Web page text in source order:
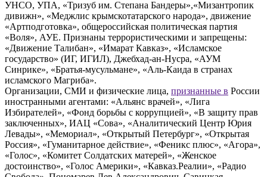
УНСО, УПА, «Тризуб им. Степана Бандеры»,«Мизантропик
дивижн», «Меджлис крымскотатарского народа», движение
«Артподготовка», общероссийская политическая партия
«Воля», АУЕ. Признаны террористическими и запрещены:
«Движение Талибан», «Имарат Кавказ», «Исламское
государство» (ИГ, ИГИЛ), Джебхад-ан-Нусра, «АУМ
Синрике», «Братья-мусульмане», «Аль-Каида в странах
исламского Магриба».
Организации, СМИ и физические лица, признанные в России
иностранными агентами: «Альянс врачей», «Лига
Избирателей», «Фонд борьбы с коррупцией», «В защиту прав
заключенных», ИАЦ «Сова», «Аналитический Центр Юрия
Левады», «Мемориал», «Открытый Петербург», «Открытая
Россия», «Гуманитарное действие», «Феникс плюс», «Агора»,
«Голос», «Комитет Солдатских матерей», «Женское
достоинство», «Голос Америки», «Кавказ.Реалии», «Радио